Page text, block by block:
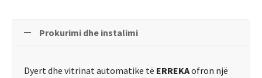
Prokurimi dhe instalimi
Dyert dhe vitrinat automatike të ERREKAofron një